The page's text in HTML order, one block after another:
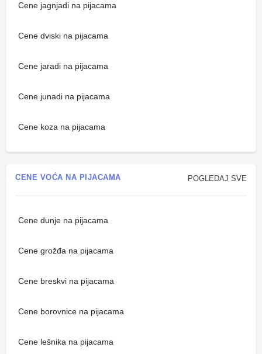
Cene jagnjadi na pijacama
Cene dviski na pijacama
Cene jaradi na pijacama
Cene junadi na pijacama
Cene koza na pijacama
POGLEDAJ SVE
CENE VOĆA NA PIJACAMA
Cene dunje na pijacama
Cene grožđa na pijacama
Cene breskvi na pijacama
Cene borovnice na pijacama
Cene lešnika na pijacama